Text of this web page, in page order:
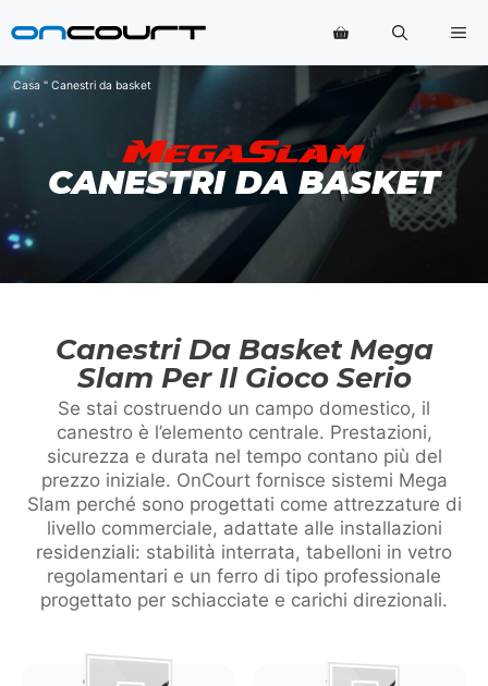
al
Casa " Canestri da basket
CANESTRI DA BASKET
Canestri Da Basket Mega
Slam Per Il Gioco Serio
Se stai costruendo un campo domestico, il
canestro è l’elemento centrale. Prestazioni,
sicurezza e durata nel tempo contano più del
prezzo iniziale. OnCourt fornisce sistemi Mega
Slam perché sono progettati come attrezzature di
livello commerciale, adattate alle installazioni
residenziali: stabilità interrata, tabelloni in vetro
regolamentari e un ferro di tipo professionale
progettato per schiacciate e carichi direzionali.